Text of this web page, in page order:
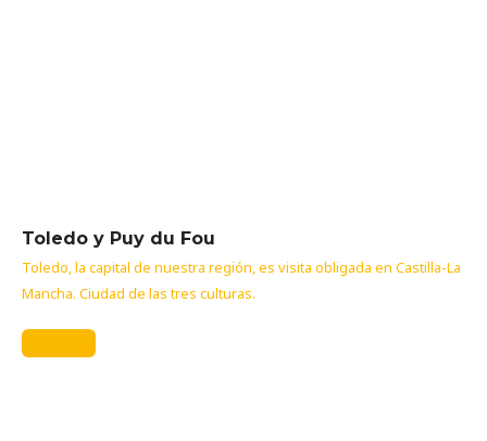
Toledo y Puy du Fou
Toledo, la capital de nuestra región, es visita obligada en Castilla-La
Mancha. Ciudad de las tres culturas.